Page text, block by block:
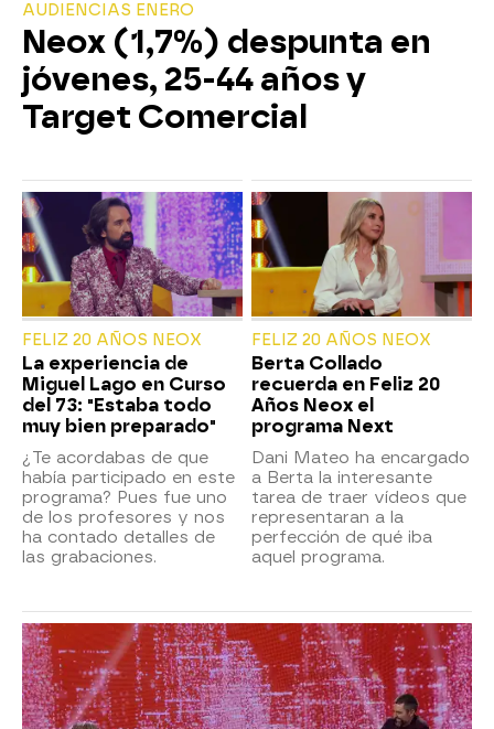
AUDIENCIAS ENERO
Neox (1,7%) despunta en
jóvenes, 25-44 años y
Target Comercial
FELIZ 20 AÑOS NEOX
La experiencia de
Miguel Lago en Curso
del 73: "Estaba todo
muy bien preparado"
¿Te acordabas de que
había participado en este
programa? Pues fue uno
de los profesores y nos
ha contado detalles de
las grabaciones.
FELIZ 20 AÑOS NEOX
Berta Collado
recuerda en Feliz 20
Años Neox el
programa Next
Dani Mateo ha encargado
a Berta la interesante
tarea de traer vídeos que
representaran a la
perfección de qué iba
aquel programa.